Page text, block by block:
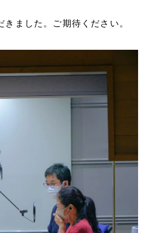
ました。ご期待ください。